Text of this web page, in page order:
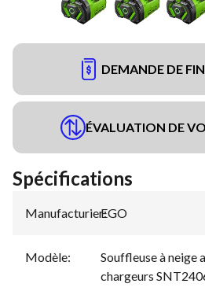
DEMANDE DE
ÉVALUATION DE
Spécifications
Manufacturier:
EGO
Modèle:
Souffleuse à neige
chargeurs